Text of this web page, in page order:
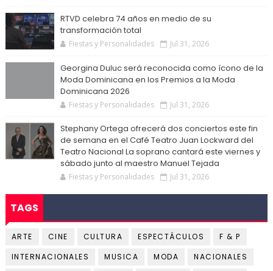
RTVD celebra 74 años en medio de su
transformación total
Fiestas y Personalidades Jul 31, 2026
Georgina Duluc será reconocida como ícono de la
Moda Dominicana en los Premios a la Moda
Dominicana 2026
Fiestas y Personalidades Jul 31, 2026
Stephany Ortega ofrecerá dos conciertos este fin
de semana en el Café Teatro Juan Lockward del
Teatro Nacional La soprano cantará este viernes y
sábado junto al maestro Manuel Tejada
Fiestas y Personalidades Jul 31, 2026
TAGS
ARTE CINE CULTURA ESPECTÁCULOS
F & P
INTERNACIONALES
MUSICA MODA
NACIONALES